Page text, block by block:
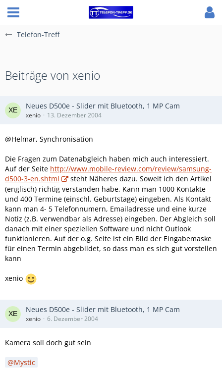
Telefon-Treff
Beiträge von xenio
Neues D500e - Slider mit Bluetooth, 1 MP Cam
xenio 13. Dezember 2004
@Helmar, Synchronisation
Die Fragen zum Datenabgleich haben mich auch interessiert.
Auf der Seite http://www.mobile-review.com/review/samsung-
d500-3-en.shtml
steht Näheres dazu. Soweit ich den Artikel
(englisch) richtig verstanden habe, Kann man 1000 Kontakte
und 400 Termine (einschl. Geburtstage) eingeben. Als Kontakt
kann man 4- 5 Telefonnumern, Emailadresse und eine kurze
Notiz (z.B. verwendbar als Adresse) eingeben. Der Abgleich soll
danach mit einer speziellen Software und nicht Outlook
funktionieren. Auf der o.g. Seite ist ein Bild der Eingabemaske
für einen Termin abgebildet, so dass man es sich gut vorstellen
kann
xenio
Neues D500e - Slider mit Bluetooth, 1 MP Cam
xenio 6. Dezember 2004
Kamera soll doch gut sein
Mystic